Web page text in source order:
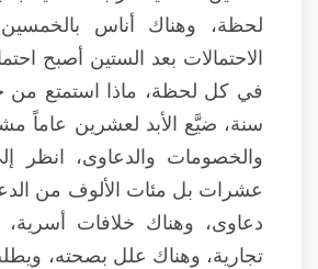
لحظة، وهناك أناس
الاحتمالات بعد الستين أصبح
في كل لحظة، ماذا استمتع من
سنة، ضيَّع الأبد لعشرين عاماً
والخصومات والدعاوى، انظر
عشرات بل مئات الألوف من
دعاوى، وهناك خلافات
تجارية، وهناك علل بصحته،